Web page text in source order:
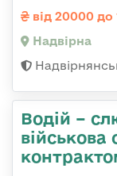
від 20000
Надвірна
Водій –
військова